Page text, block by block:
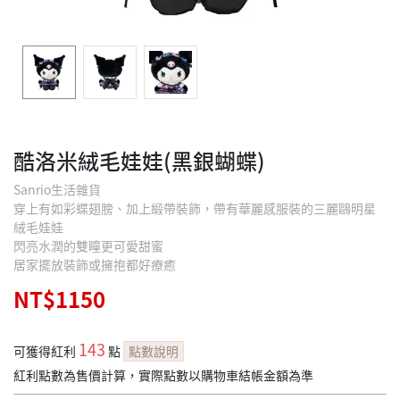
酷洛米絨毛娃娃(黑銀蝴蝶)
Sanrio生活雜貨
穿上有如彩蝶翅膀、加上緞帶裝飾，帶有華麗感服裝的三麗鷗明星
絨毛娃娃
閃亮水潤的雙瞳更可愛甜蜜
居家擺放裝飾或擁抱都好療癒
NT$1150
可獲得紅利 143 點 點數說明
紅利點數為售價計算，實際點數以購物車結帳金額為準